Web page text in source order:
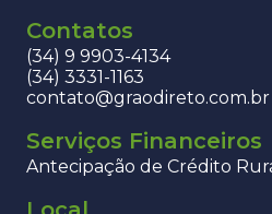
Contatos
(34) 9 9903-4134
(34) 3331-1163
contato@graodireto.com.br
Serviços Financeiros
Antecipação de Crédito